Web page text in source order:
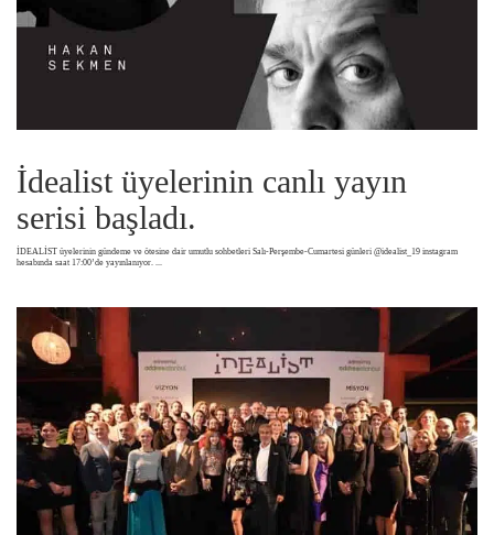
İdealist üyelerinin canlı yayın
serisi başladı.
İDEALİST üyelerinin gündeme ve ötesine dair umutlu sohbetleri Salı-Perşembe-Cumartesi günleri @idealist_19 instagram
hesabında saat 17:00’de yayınlanıyor.